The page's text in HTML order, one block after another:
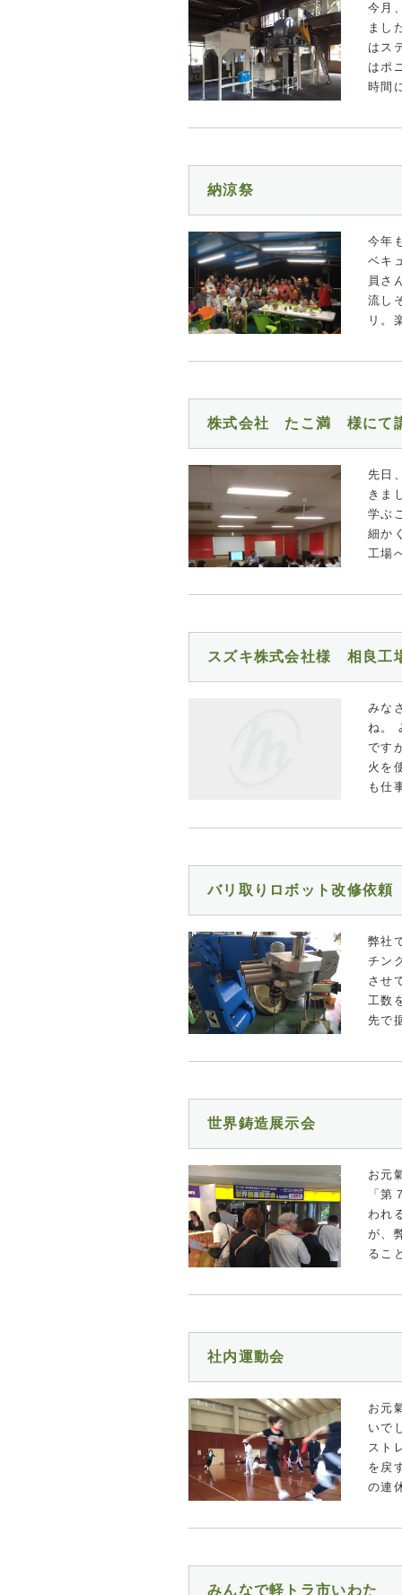
今月
まし
はス
はポ
時間
納涼祭
今年
ベキ
員さ
流し
リ。
株式会社 たこ満 様にて
先日
きま
学ぶ
細か
工場
スズキ株式会社様 相良工
みな
ね。
です
火を
も仕
バリ取りロボット改修依頼
弊社
チン
させ
工数
先で
世界鋳造展示会
お元
「
われ
が、
るこ
社内運動会
お元
いで
スト
を戻
の連
みんなで軽トラ市いわた